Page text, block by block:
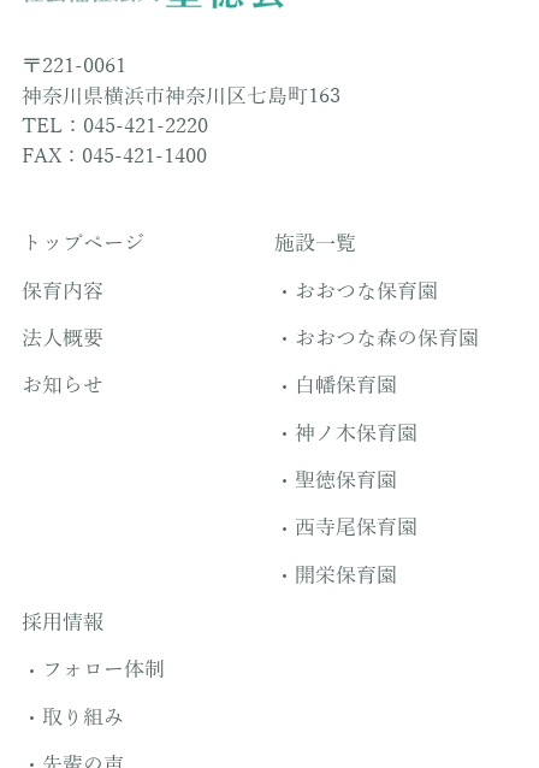
〒221-0061
神奈川県横浜市神奈川区七島町163
TEL：045-421-2220
FAX：045-421-1400
トップページ
保育内容
法人概要
お知らせ
施設一覧
おおつな保育園
おおつな森の保育園
白幡保育園
神ノ木保育園
聖徳保育園
西寺尾保育園
開栄保育園
採用情報
フォロー体制
取り組み